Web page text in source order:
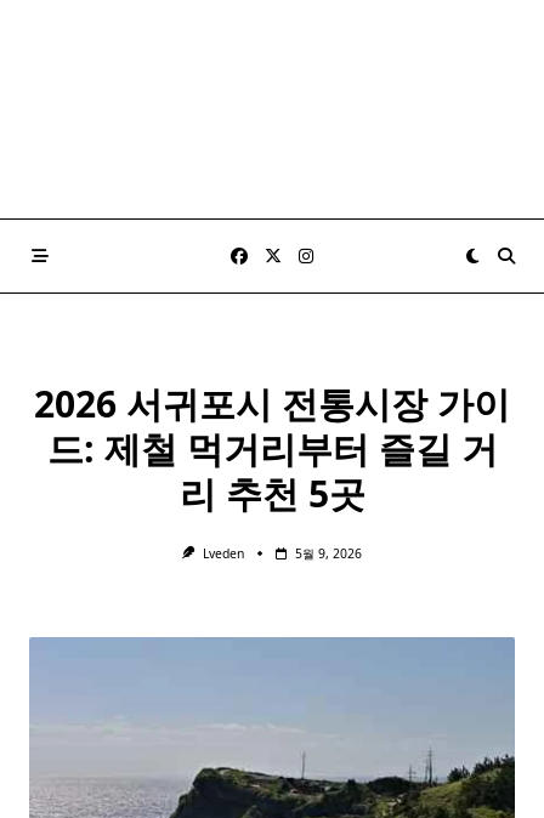
2026 서귀포시 전통시장 가이
드: 제철 먹거리부터 즐길 거
리 추천 5곳
Lveden 5월 9, 2026